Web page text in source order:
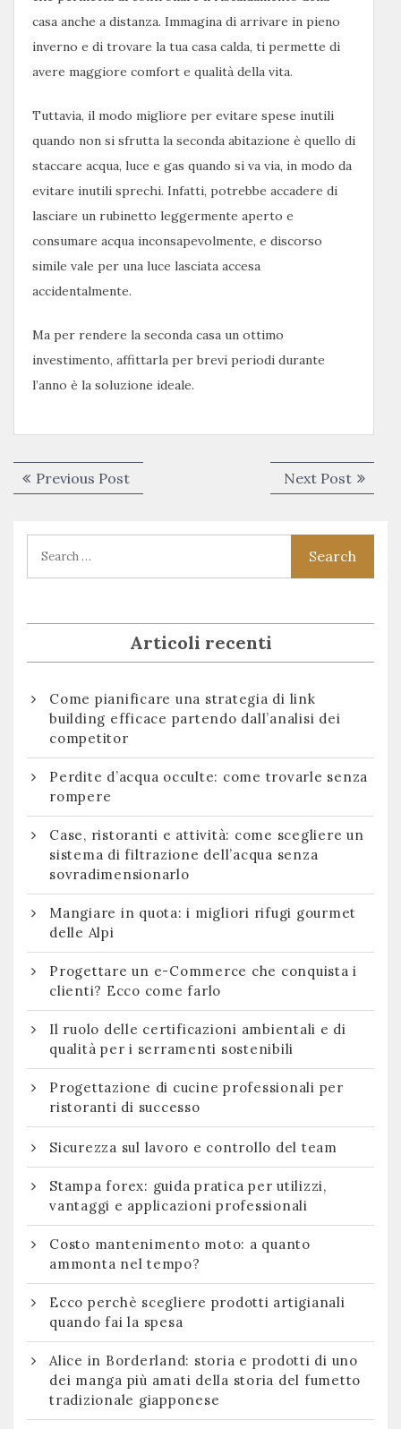
casa anche a distanza. Immagina di arrivare in pieno
inverno e di trovare la tua casa calda, ti permette di
avere maggiore comfort e qualità della vita.
Tuttavia, il modo migliore per evitare spese inutili
quando non si sfrutta la seconda abitazione è quello di
staccare acqua, luce e gas quando si va via, in modo da
evitare inutili sprechi. Infatti, potrebbe accadere di
lasciare un rubinetto leggermente aperto e
consumare acqua inconsapevolmente, e discorso
simile vale per una luce lasciata accesa
accidentalmente.
Ma per rendere la seconda casa un ottimo
investimento, affittarla per brevi periodi durante
l’anno è la soluzione ideale.
Navigazione
articoli
Previous PostPrevious
post:
Next PostNext
post:
Articoli recenti
Come pianificare una strategia di link
building efficace partendo dall’analisi dei
competitor
Perdite d’acqua occulte: come trovarle senza
rompere
Case, ristoranti e attività: come scegliere un
sistema di filtrazione dell’acqua senza
sovradimensionarlo
Mangiare in quota: i migliori rifugi gourmet
delle Alpi
Progettare un e-Commerce che conquista i
clienti? Ecco come farlo
Il ruolo delle certificazioni ambientali e di
qualità per i serramenti sostenibili
Progettazione di cucine professionali per
ristoranti di successo
Sicurezza sul lavoro e controllo del team
Stampa forex: guida pratica per utilizzi,
vantaggi e applicazioni professionali
Costo mantenimento moto: a quanto
ammonta nel tempo?
Ecco perchè scegliere prodotti artigianali
quando fai la spesa
Alice in Borderland: storia e prodotti di uno
dei manga più amati della storia del fumetto
tradizionale giapponese